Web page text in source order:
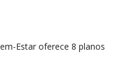
Estar oferece 8 planos